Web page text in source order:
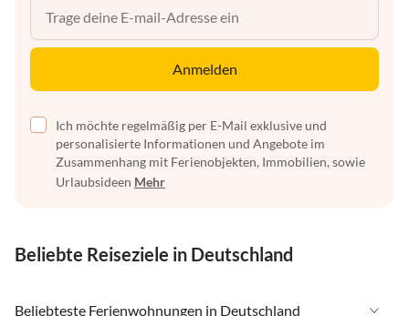
Anmelden
Ich möchte regelmäßig per E-Mail exklusive und
personalisierte Informationen und Angebote im
Zusammenhang mit Ferienobjekten, Immobilien, sowie
Urlaubsideen Mehr
Beliebte Reiseziele in Deutschland
Beliebteste Ferienwohnungen in Deutschland